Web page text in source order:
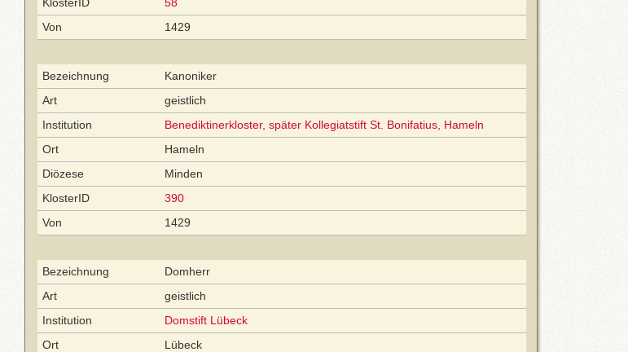
Von
1429
Bezeichnung
Kanoniker
Art
geistlich
Institution
Benediktinerkloster, später Kollegiatstift St. Bonifatius, Hameln
Ort
Hameln
Diözese
Minden
KlosterID
390
Von
1429
Bezeichnung
Domherr
Art
geistlich
Institution
Domstift Lübeck
Ort
Lübeck